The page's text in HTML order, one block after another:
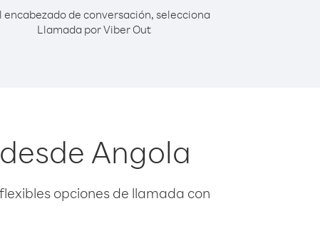
encabezado de conversación, selecciona
Llamada por Viber Out
Angola
opciones de llamada con